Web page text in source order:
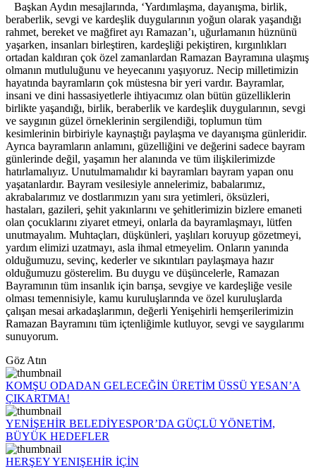
Başkan Aydın mesajlarında, ‘Yardımlaşma, dayanışma, birlik,
beraberlik, sevgi ve kardeşlik duygularının yoğun olarak yaşandığı
rahmet, bereket ve mağfiret ayı Ramazan’ı, uğurlamanın hüznünü
yaşarken, insanları birleştiren, kardeşliği pekiştiren, kırgınlıkları
ortadan kaldıran çok özel zamanlardan Ramazan Bayramına ulaşmış
olmanın mutluluğunu ve heyecanını yaşıyoruz. Necip milletimizin
hayatında bayramların çok müstesna bir yeri vardır. Bayramlar,
insani ve dini hassasiyetlerle ihtiyacımız olan bütün güzelliklerin
birlikte yaşandığı, birlik, beraberlik ve kardeşlik duygularının, sevgi
ve saygının güzel örneklerinin sergilendiği, toplumun tüm
kesimlerinin birbiriyle kaynaştığı paylaşma ve dayanışma günleridir.
Ayrıca bayramların anlamını, güzelliğini ve değerini sadece bayram
günlerinde değil, yaşamın her alanında ve tüm ilişkilerimizde
hatırlamalıyız. Unutulmamalıdır ki bayramları bayram yapan onu
yaşatanlardır. Bayram vesilesiyle annelerimiz, babalarımız,
akrabalarımız ve dostlarımızın yanı sıra yetimleri, öksüzleri,
hastaları, gazileri, şehit yakınlarını ve şehitlerimizin bizlere emaneti
olan çocuklarını ziyaret etmeyi, onlarla da bayramlaşmayı, lütfen
unutmayalım. Muhtaçları, düşkünleri, yaşlıları koruyup gözetmeyi,
yardım elimizi uzatmayı, asla ihmal etmeyelim. Onların yanında
olduğumuzu, sevinç, kederler ve sıkıntıları paylaşmaya hazır
olduğumuzu gösterelim. Bu duygu ve düşüncelerle, Ramazan
Bayramının tüm insanlık için barışa, sevgiye ve kardeşliğe vesile
olması temennisiyle, kamu kuruluşlarında ve özel kuruluşlarda
çalışan mesai arkadaşlarımın, değerli Yenişehirli hemşerilerimizin
Ramazan Bayramını tüm içtenliğimle kutluyor, sevgi ve saygılarımı
sunuyorum.
Göz Atın
KOMŞU ODADAN GELECEĞİN ÜRETİM ÜSSÜ YESAN’A
ÇIKARTMA!
YENİŞEHİR BELEDİYESPOR’DA GÜÇLÜ YÖNETİM,
BÜYÜK HEDEFLER
HERŞEY YENIŞEHİR İÇİN